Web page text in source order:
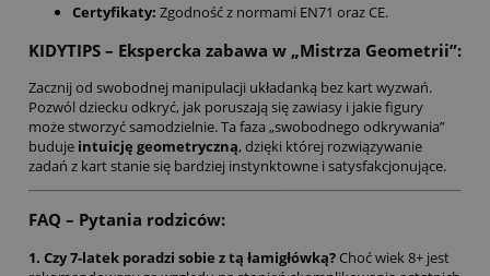
Certyfikaty: Zgodność z normami EN71 oraz CE.
KIDYTIPS – Ekspercka zabawa w „Mistrza Geometrii”:
Zacznij od swobodnej manipulacji układanką bez kart wyzwań.
Pozwól dziecku odkryć, jak poruszają się zawiasy i jakie figury
może stworzyć samodzielnie. Ta faza „swobodnego odkrywania”
buduje intuicję geometryczną, dzięki której rozwiązywanie
zadań z kart stanie się bardziej instynktowne i satysfakcjonujące.
FAQ – Pytania rodziców:
1. Czy 7-latek poradzi sobie z tą łamigłówką? Choć wiek 8+ jest